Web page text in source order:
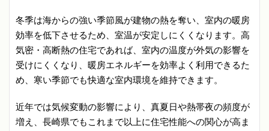
冬季は海からの強い季節風が建物の熱を奪い、室内の暖房
効率を低下させるため、室温が安定しにくくなります。高
気密・高断熱の住宅であれば、室内の温度が外気の影響を
受けにくくなり、暖房エネルギーを効率よく利用できるた
め、寒い季節でも快適な室内環境を維持できます。
近年では気候変動の影響により、真夏日や熱帯夜の頻度が
増え、長崎県でもこれまで以上に住宅性能への関心が高ま